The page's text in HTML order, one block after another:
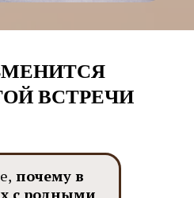
ВСТРЕЧИ
почему в
с родными